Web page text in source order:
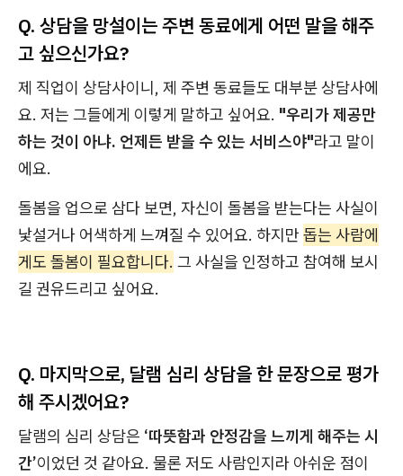
Q. 상담을 망설이는 주변 동료에게 어떤 말을 해주
고 싶으신가요?
제 직업이 상담사이니, 제 주변 동료들도 대부분 상담사에
요. 저는 그들에게 이렇게 말하고 싶어요. "우리가 제공만
하는 것이 아냐. 언제든 받을 수 있는 서비스야"라고 말이
에요.
돌봄을 업으로 삼다 보면, 자신이 돌봄을 받는다는 사실이
낯설거나 어색하게 느껴질 수 있어요. 하지만 돕는 사람에
게도 돌봄이 필요합니다. 그 사실을 인정하고 참여해 보시
길 권유드리고 싶어요.
Q. 마지막으로, 달램 심리 상담을 한 문장으로 평가
해 주시겠어요?
달램의 심리 상담은 ‘따뜻함과 안정감을 느끼게 해주는 시
간’이었던 것 같아요. 물론 저도 사람인지라 아쉬운 점이